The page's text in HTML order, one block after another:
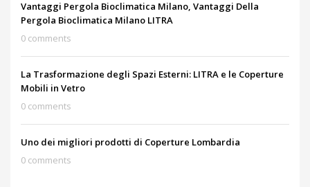
Vantaggi Pergola Bioclimatica Milano, Vantaggi Della
Pergola Bioclimatica Milano LITRA
0 comments
La Trasformazione degli Spazi Esterni: LITRA e le Coperture
Mobili in Vetro
0 comments
Uno dei migliori prodotti di Coperture Lombardia
0 comments